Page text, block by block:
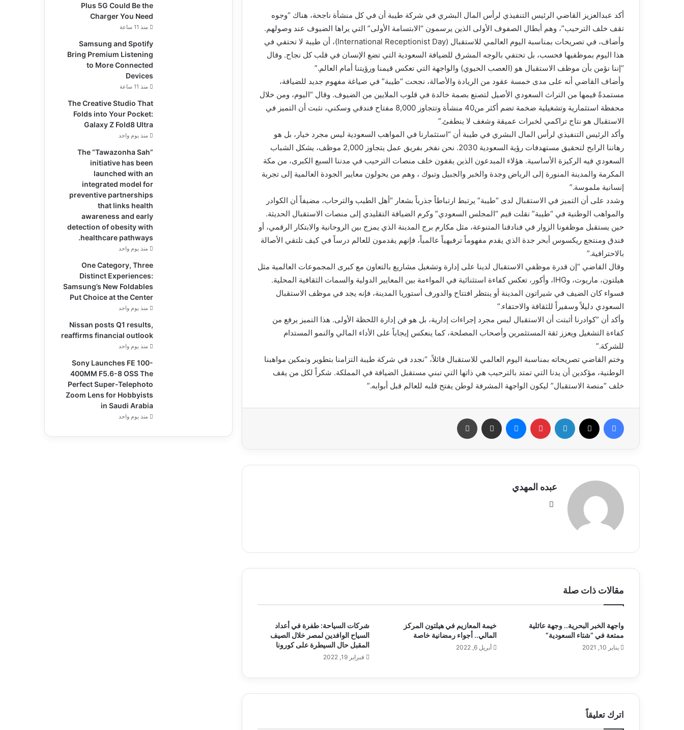
أكد عبدالعزيز القاضي الرئيس التنفيذي لرأس المال البشري في شركة طيبة أن في كل منشأة ناجحة، هناك “وجوه
تقف خلف الترحيب”، وهم أبطال الصفوف الأولى الذين يرسمون “الابتسامة الأولى” التي يراها الضيوف عند وصولهم.
وأضاف، في تصريحات بمناسبة اليوم العالمي للاستقبال (International Receptionist Day)، أن طيبة لا تحتفي في
هذا اليوم بموظفيها فحسب، بل تحتفي بالوجه المشرق للضيافة السعودية التي تضع الإنسان في قلب كل نجاح. وقال
“إننا نؤمن بأن موظف الاستقبال هو (العصب الحيوي) والواجهة التي تعكس قيمنا ورؤيتنا أمام العالم.”
وأضاف القاضي أنه على مدى خمسة عقود من الريادة والأصالة، نجحت “طيبة” في صياغة مفهوم جديد للضيافة،
مستمدةً قيمها من التراث السعودي الأصيل لتصنع بصمة خالدة في قلوب الملايين من الضيوف. وقال “اليوم، ومن خلال
محفظة استثمارية وتشغيلية ضخمة تضم أكثر من40 منشأة وتتجاوز 8,000 مفتاح فندقي وسكني، نثبت أن التميز في
الاستقبال هو نتاج تراكمي لخبرات عميقة وشغف لا ينطفئ.”
وأكد الرئيس التنفيذي لرأس المال البشري في طيبة أن “استثمارنا في المواهب السعودية ليس مجرد خيار، بل هو
رهاننا الرابح لتحقيق مستهدفات رؤية السعودية 2030. نحن نفخر بفريق عمل يتجاوز 2,000 موظف، يشكل الشباب
السعودي فيه الركيزة الأساسية. هؤلاء المبدعون الذين يقفون خلف منصات الترحيب في مدننا السبع الكبرى، من مكة
المكرمة والمدينة المنورة إلى الرياض وجدة والخبر والجبيل وتبوك ، وهم من يحولون معايير الجودة العالمية إلى تجربة
إنسانية ملموسة.”
وشدد على أن التميز في الاستقبال لدى “طيبة” يرتبط ارتباطاً جذرياً بشعار “أهل الطيب والترحاب، مضيفاً أن الكوادر
والمواهب الوطنية في “طيبة” نقلت قيم “المجلس السعودي” وكرم الضيافة التقليدي إلى منصات الاستقبال الحديثة.
حين يستقبل موظفونا الزوار في فنادقنا المتنوعة، مثل مكارم برج المدينة الذي يمزج بين الروحانية والابتكار الرقمي، أو
فندق ومنتجع ريكسوس أبحر جدة الذي يقدم مفهوماً ترفيهياً عالمياً، فإنهم يقدمون للعالم درساً في كيف تلتقي الأصالة
بالاحترافية.”
وقال القاضي “إن قدرة موظفي الاستقبال لدينا على إدارة وتشغيل مشاريع بالتعاون مع كبرى المجموعات العالمية مثل
هيلتون، ماريوت، وIHG، وأكور، تعكس كفاءة استثنائية في المواءمة بين المعايير الدولية والسمات الثقافية المحلية.
فسواء كان الضيف في شيراتون المدينة أو ينتظر افتتاح والدورف أستوريا المدينة، فإنه يجد في موظف الاستقبال
السعودي دليلاً وسفيراً للثقافة والاحتفاء.”
وأكد أن “كوادرنا أثبتت أن الاستقبال ليس مجرد إجراءات إدارية، بل هو فن إدارة اللحظة الأولى. هذا التميز يرفع من
كفاءة التشغيل ويعزز ثقة المستثمرين وأصحاب المصلحة، كما ينعكس إيجاباً على الأداء المالي والنمو المستدام
للشركة.”
وختم القاضي تصريحاته بمناسبة اليوم العالمي للاستقبال قائلاً، “نجدد في شركة طيبة التزامنا بتطوير وتمكين مواهبنا
الوطنية، مؤكدين أن يدنا التي تمتد بالترحيب هي ذاتها التي تبني مستقبل الضيافة في المملكة. شكراً لكل من يقف
خلف “منصة الاستقبال” ليكون الواجهة المشرفة لوطن يفتح قلبه للعالم قبل أبوابه.”
عبده المهدي
مقالات ذات صلة
واجهة الخبر البحرية.. وجهة عائلية
ممتعة في “شتاء السعودية”
يناير 10, 2021
خيمة المعازيم في هيلتون المركز
المالي.. أجواء رمضانية خاصة
أبريل 6, 2022
شركات السياحة: طفرة في أعداد
السياح الوافدين لمصر خلال الصيف
المقبل حال السيطرة على كورونا
فبراير 19, 2022
اترك تعليقاً
Plus 5G Could Be the
Charger You Need
منذ 11 ساعة
Samsung and Spotify
Bring Premium Listening
to More Connected
Devices
منذ 11 ساعة
The Creative Studio That
Folds into Your Pocket:
Galaxy Z Fold8 Ultra
منذ يوم واحد
The “Tawazonha Sah”
initiative has been
launched with an
integrated model for
preventive partnerships
that links health
awareness and early
detection of obesity with
healthcare pathways.
منذ يوم واحد
One Category, Three
Distinct Experiences:
Samsung’s New Foldables
Put Choice at the Center
منذ يوم واحد
Nissan posts Q1 results,
reaffirms financial outlook
منذ يوم واحد
Sony Launches FE 100-
400MM F5.6-8 OSS The
Perfect Super-Telephoto
Zoom Lens for Hobbyists
in Saudi Arabia
منذ يوم واحد